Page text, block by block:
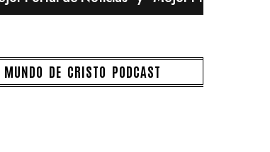
MUNDO DE CRISTO PODCAST